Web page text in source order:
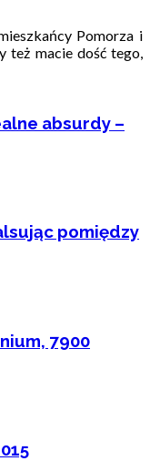
Pomorza i
też macie dość tego,
absurdy –
pomiędzy
7900